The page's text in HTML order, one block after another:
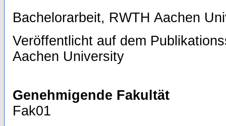
Bachelorarbeit, RWTH Aachen
Veröffentlicht auf dem
Aachen University
Genehmigende Fakultät
Fak01